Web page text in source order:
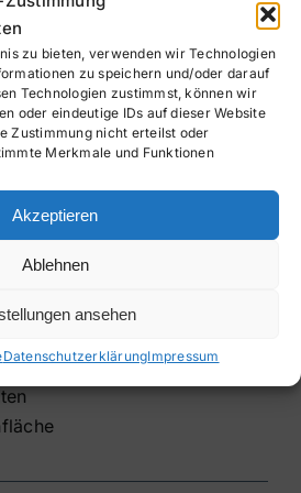
zu bieten, verwenden wir Technologien
zu speichern und/oder darauf
Technologien zustimmst, können wir
oder eindeutige IDs auf dieser Website
Zustimmung nicht erteilst oder
Merkmale und Funktionen
Akzeptieren
Ablehnen
ansehen
DatenschutzerklärungImpressum